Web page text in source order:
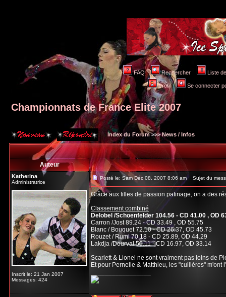
FAQ Rechercher Liste
Profil Se connecter
Championnats de France Elite 2007
Index du Forum>>>News / Infos
Auteur
Katherina
Administratrice
Inscrit le: 21 Jan 2007
Messages: 424
Posté le: Sam Déc 08, 2007 8:06 am Sujet du
Grâce aux filles de passion patinage, on a des
Classement combiné
Delobel /Schoenfelder 104.56 - CD 41.00 , OD
Carron /Jost 89.24 - CD 33.49 , OD 55.75
Blanc / Bouquet 72.10 - CD 26.37, OD 45.73
Rouzet / Rumi 70.18 - CD 25.89, OD 44.29
Lakdja /Dourval 50.11 - CD 16.97, OD 33.14
Scarlett & Lionel ne sont vraiment pas loins de
Et pour Pernelle & Matthieu, les "cuillères" m'ont
_________________